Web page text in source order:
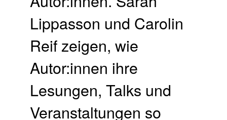
Lippasson und Carolin
Reif zeigen, wie
Autor:innen ihre
Lesungen, Talks und
Veranstaltungen so